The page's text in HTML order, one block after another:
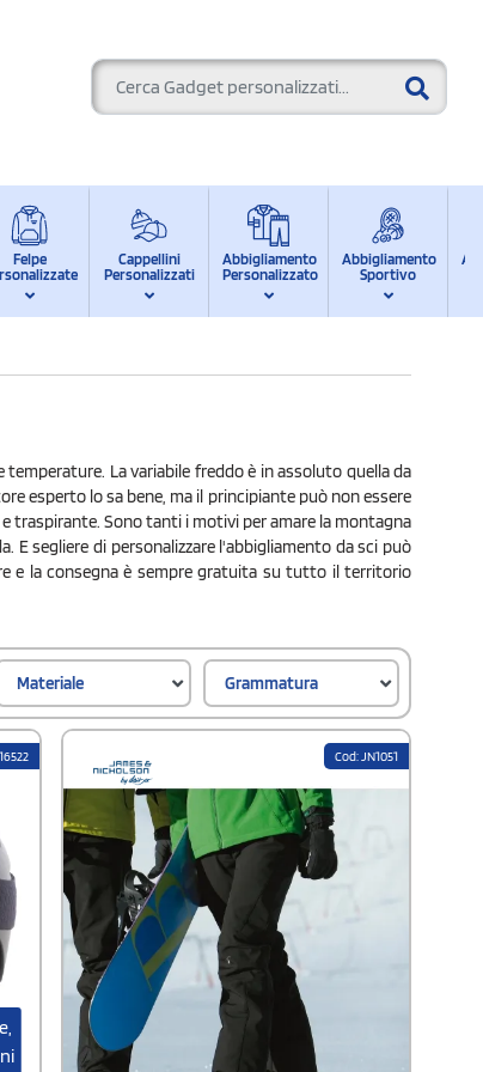
Felpe
Cappellini
Personalizzati
Abbigliamento
Personalizzato
Abbigliamento
Sportivo
La variabile freddo è in assoluto quella da
esperto lo sa bene, ma il principiante può non essere
traspirante. Sono tanti i motivi per amare la montagna
E segliere di personalizzare l'abbigliamento da sci può
e la consegna è sempre gratuita su tutto il territorio
Materiale Grammatura
Cod: JN1051